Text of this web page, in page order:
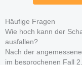
Häufige Fragen
Wie hoch kann der
ausfallen?
Nach der
im besprochenen Fall